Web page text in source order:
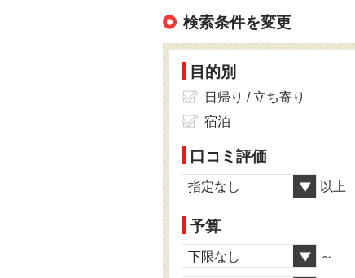
検索条件を変更
目的別
日帰り / 立ち寄り
宿泊
口コミ評価
指定なし 以上
予算
下限なし ～